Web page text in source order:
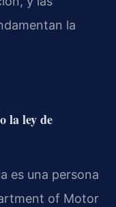
la
la ley de
es una persona
of Motor